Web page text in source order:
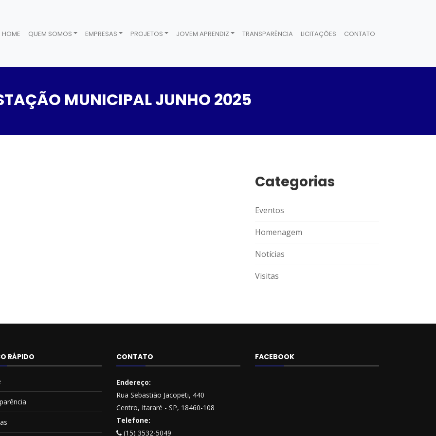
HOME QUEM SOMOS EMPRESAS PROJETOS JOVEM APRENDIZ TRANSPARÊNCIA LICITAÇÕES CONTATO
MUNICIPAL JUNHO 2025
Categorias
Eventos
Homenagem
Notícias
Visitas
RÁPIDO CONTATO
Endereço:
Rua Sebastião Jacopeti, 440
Centro, Itararé - SP, 18460-108
Telefone:
(15) 3532-5049
FACEBOOK